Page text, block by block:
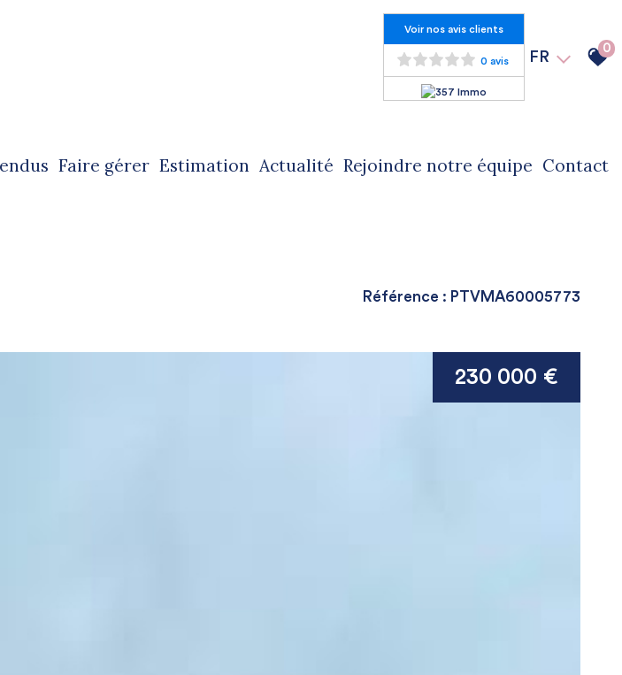
Voir nos avis clients
0 avis FR
0
faire gérer estimation actualité rejoindre notre équipe contact
Référence : PTVMA60005773
230 000 €